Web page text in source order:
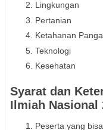
Lingkungan
Pertanian
Ketahanan
Teknologi
Kesehatan
Syarat dan
Ilmiah Nasional
Peserta yang